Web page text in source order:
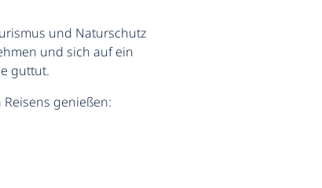
und Naturschutz
und sich auf ein
guttut.
genießen: